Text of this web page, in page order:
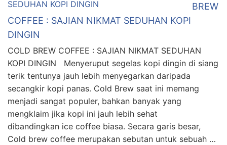
BREW
COFFEE : SAJIAN NIKMAT SEDUHAN KOPI
DINGIN
COLD BREW COFFEE : SAJIAN NIKMAT SEDUHAN
KOPI DINGIN Menyeruput segelas kopi dingin di siang
terik tentunya jauh lebih menyegarkan daripada
secangkir kopi panas. Cold Brew saat ini memang
menjadi sangat populer, bahkan banyak yang
mengklaim jika kopi ini jauh lebih sehat
dibandingkan ice coffee biasa. Secara garis besar,
Cold brew coffee merupakan sebutan untuk sebuah …